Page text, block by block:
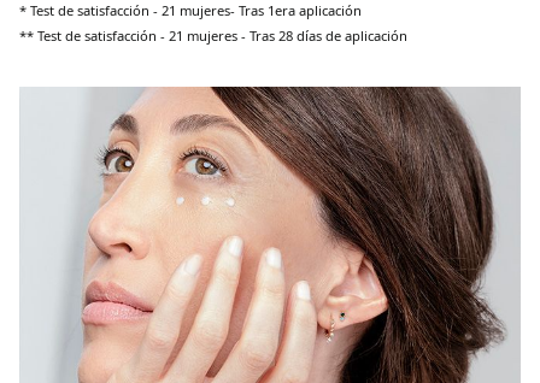
* Test de satisfacción - 21 mujeres- Tras 1era aplicación
** Test de satisfacción - 21 mujeres - Tras 28 días de aplicación